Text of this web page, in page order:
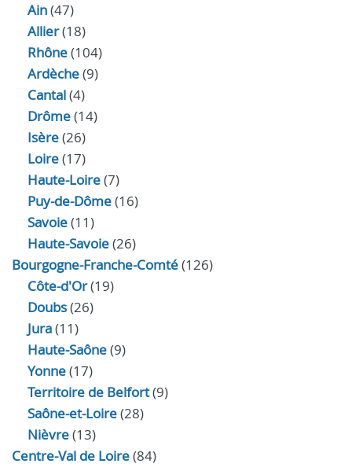
Ain(47)
Allier(18)
Rhône(104)
Ardèche(9)
Cantal(4)
Drôme(14)
Isère(26)
Loire(17)
Haute-Loire(7)
Puy-de-Dôme(16)
Savoie(11)
Haute-Savoie(26)
Bourgogne-Franche-Comté(126)
Côte-d'Or(19)
Doubs(26)
Jura(11)
Haute‑Saône(9)
Yonne(17)
Territoire de Belfort(9)
Saône-et-Loire(28)
Nièvre(13)
Centre-Val de Loire(84)